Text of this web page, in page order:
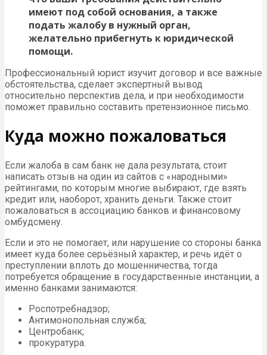
имеют под собой основания, а также
подать жалобу в нужный орган,
желательно прибегнуть к юридической
помощи.
Профессиональный юрист изучит договор и все важные
обстоятельства, сделает экспертный вывод
относительно перспектив дела, и при необходимости
поможет правильно составить претензионное письмо.
Куда можно пожаловаться
Если жалоба в сам банк не дала результата, стоит
написать отзыв на один из сайтов с «народными»
рейтингами, по которым многие выбирают, где взять
кредит или, наоборот, хранить деньги. Также стоит
пожаловаться в ассоциацию банков и финансовому
омбудсмену.
Если и это не помогает, или нарушение со стороны банка
имеет куда более серьёзный характер, и речь идёт о
преступлении вплоть до мошенничества, тогда
потребуется обращение в государственные инстанции, а
именно банками занимаются:
Роспотребнадзор;
Антимонопольная служба;
Центробанк;
прокуратура.